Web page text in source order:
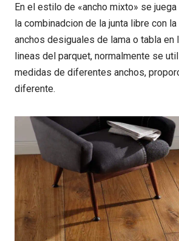
En el estilo de «ancho mixto» se
la combinadcion de la junta libre con
anchos desiguales de lama o tabla en
lineas del parquet, normalmente se
medidas de diferentes anchos,
diferente.